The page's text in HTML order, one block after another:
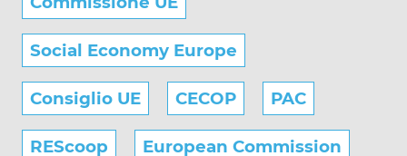
Social Economy Europe
Consiglio UE CECOP PAC
REScoop European Commission